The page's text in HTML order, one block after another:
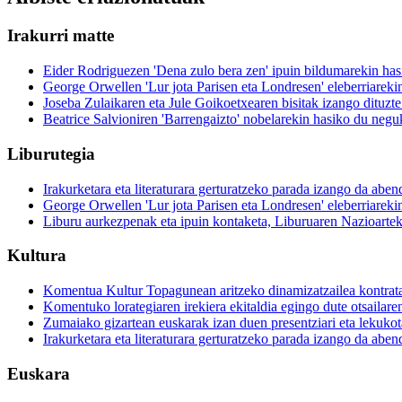
Irakurri matte
Eider Rodriguezen 'Dena zulo bera zen' ipuin bildumarekin
George Orwellen 'Lur jota Parisen eta Londresen'
Joseba Zulaikaren eta Jule Goikoetxearen bisitak izango
Beatrice Salvioniren 'Barrengaizto' nobelarekin hasiko du
Liburutegia
Irakurketara eta literaturara gerturatzeko parada izango da
George Orwellen 'Lur jota Parisen eta Londresen'
Liburu aurkezpenak eta ipuin kontaketa, Liburuaren
Kultura
Komentua Kultur Topagunean aritzeko dinamizatzailea
Komentuko lorategiaren irekiera ekitaldia egingo dute
Zumaiako gizartean euskarak izan duen presentziari eta
Irakurketara eta literaturara gerturatzeko parada izango da
Euskara